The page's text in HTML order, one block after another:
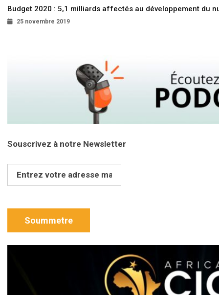
Budget 2020 : 5,1 milliards affectés au développement du
25 novembre 2019
Souscrivez à notre Newsletter